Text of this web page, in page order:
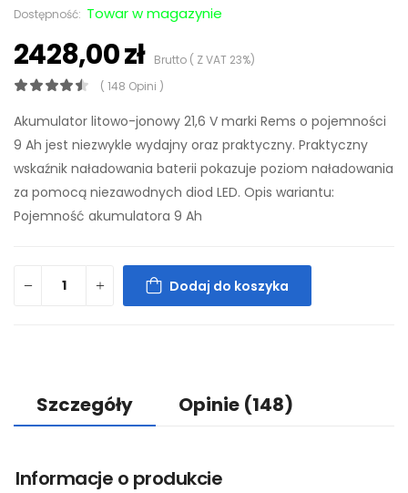
Dostępność: Towar w magazynie
2428,00 zł Brutto ( Z VAT 23%)
( 148 Opini )
Akumulator litowo-jonowy 21,6 V marki Rems o pojemności
9 Ah jest niezwykle wydajny oraz praktyczny. Praktyczny
wskaźnik naładowania baterii pokazuje poziom naładowania
za pomocą niezawodnych diod LED. Opis wariantu:
Pojemność akumulatora 9 Ah
Dodaj do koszyka
Szczegóły Opinie (148)
Informacje o produkcie